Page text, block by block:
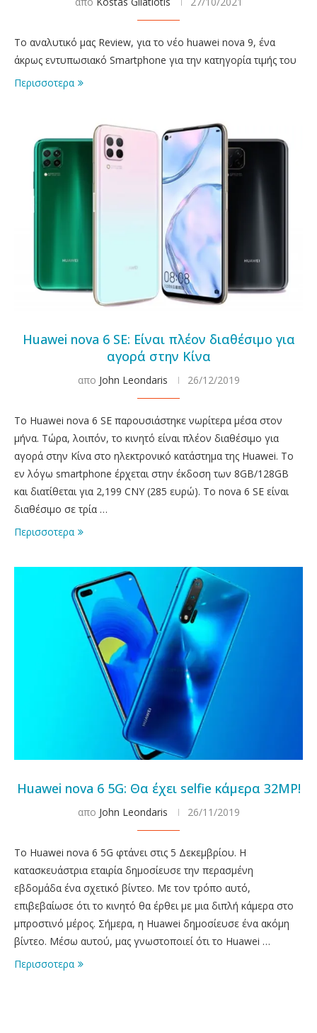
Το αναλυτικό μας Review, για το νέο huawei nova 9, ένα
άκρως εντυπωσιακό Smartphone για την κατηγορία τιμής του
Περισσοτερα
Huawei nova 6 SE: Είναι πλέον διαθέσιμο για
αγορά στην Κίνα
απο John Leondaris 26/12/2019
Το Huawei nova 6 SE παρουσιάστηκε νωρίτερα μέσα στον
μήνα. Τώρα, λοιπόν, το κινητό είναι πλέον διαθέσιμο για
αγορά στην Κίνα στο ηλεκτρονικό κατάστημα της Huawei. Το
εν λόγω smartphone έρχεται στην έκδοση των 8GB/128GB
και διατίθεται για 2,199 CNY (285 ευρώ). Το nova 6 SE είναι
διαθέσιμο σε τρία …
Περισσοτερα
Huawei nova 6 5G: Θα έχει selfie κάμερα 32MP!
απο John Leondaris 26/11/2019
Το Huawei nova 6 5G φτάνει στις 5 Δεκεμβρίου. Η
κατασκευάστρια εταιρία δημοσίευσε την περασμένη
εβδομάδα ένα σχετικό βίντεο. Με τον τρόπο αυτό,
επιβεβαίωσε ότι το κινητό θα έρθει με μια διπλή κάμερα στο
μπροστινό μέρος. Σήμερα, η Huawei δημοσίευσε ένα ακόμη
βίντεο. Μέσω αυτού, μας γνωστοποιεί ότι το Huawei …
Περισσοτερα